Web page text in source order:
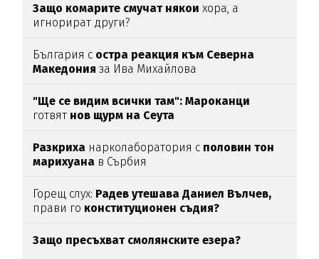
Защо комарите смучат някои хора, а
игнорират други?
България с остра реакция към Северна
Македония за Ива Михайлова
"Ще се видим всички там": Мароканци
готвят нов щурм на Сеута
Разкриха нарколаборатория с половин тон
марихуана в Сърбия
Горещ слух: Радев утешава Даниел Вълчев,
прави го конституционен съдия?
Защо пресъхват смолянските езера?